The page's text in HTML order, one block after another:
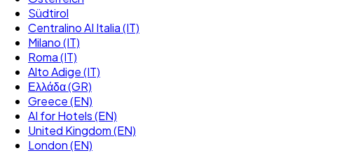
Südtirol
Centralino AI Italia (IT)
Milano (IT)
Roma (IT)
Alto Adige (IT)
Ελλάδα (GR)
Greece (EN)
AI for Hotels (EN)
United Kingdom (EN)
London (EN)